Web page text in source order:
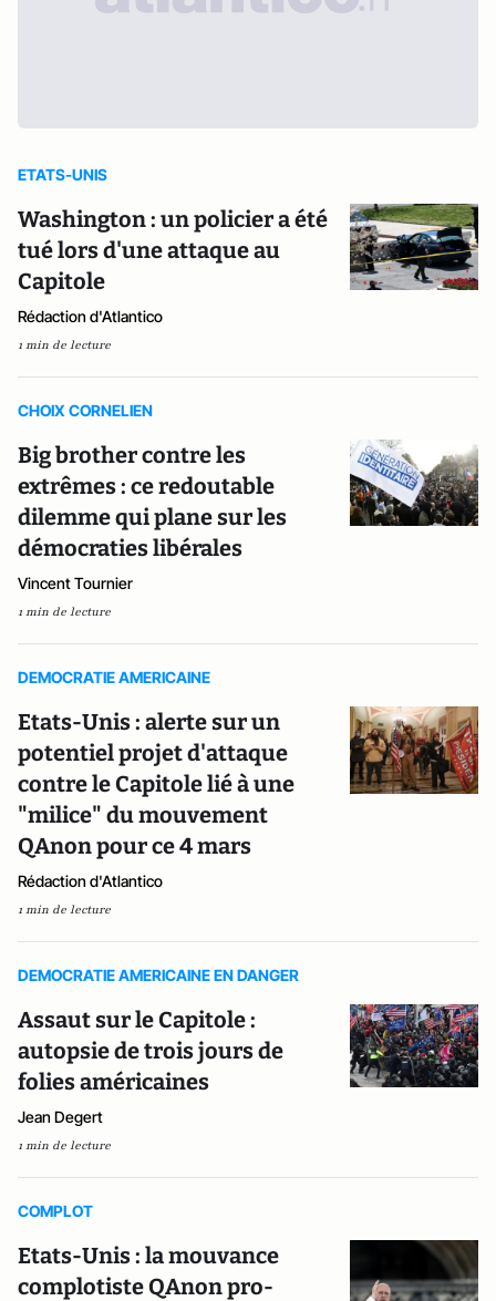
ETATS-UNIS
Washington : un policier a été
tué lors d'une attaque au
Capitole
Rédaction d'Atlantico
1 min de lecture
CHOIX CORNELIEN
Big brother contre les
extrêmes : ce redoutable
dilemme qui plane sur les
démocraties libérales
Vincent Tournier
1 min de lecture
DEMOCRATIE AMERICAINE
Etats-Unis : alerte sur un
potentiel projet d'attaque
contre le Capitole lié à une
"milice" du mouvement
QAnon pour ce 4 mars
Rédaction d'Atlantico
1 min de lecture
DEMOCRATIE AMERICAINE EN DANGER
Assaut sur le Capitole :
autopsie de trois jours de
folies américaines
Jean Degert
1 min de lecture
COMPLOT
Etats-Unis : la mouvance
complotiste QAnon pro-